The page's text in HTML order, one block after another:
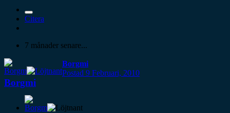
Citera
7 månader senare...
Borgmi
Postad 9 Februari, 2010
Borgmi